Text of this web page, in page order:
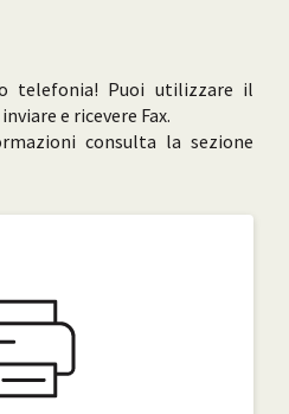
telefonia! Puoi utilizzare il
e ricevere Fax.
consulta la sezione